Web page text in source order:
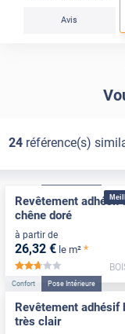
Avis
24référence(s)
Revêtement adhésif
chêne doré
à partir de
26,32 € le m² *
*****
Confort Pose Intérieure
Revêtement adhésif
très clair